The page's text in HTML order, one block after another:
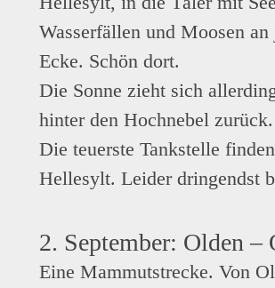
Wasserfällen und Moosen an
Ecke. Schön dort.
Die Sonne zieht sich
hinter den Hochnebel zurück.
Die teuerste Tankstelle
Hellesylt. Leider dringendst
2. September: Olden –
Eine Mammutstrecke. Von